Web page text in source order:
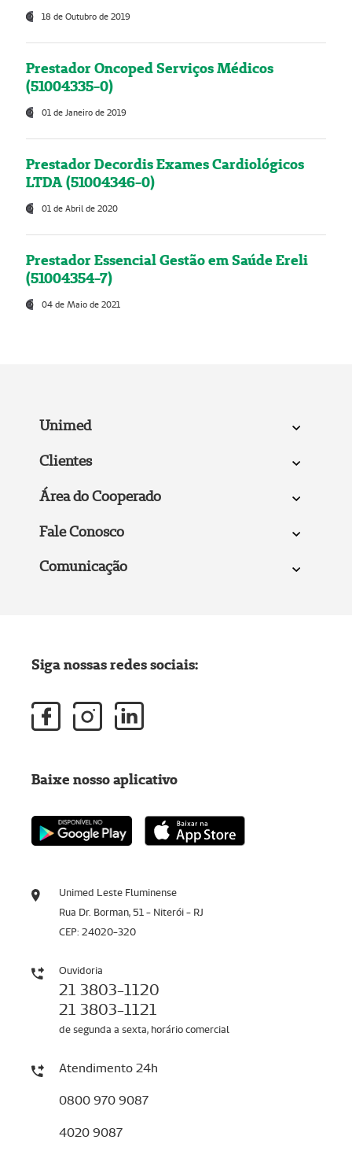
18 de Outubro de 2019
Prestador Oncoped Serviços Médicos
(51004335-0)
01 de Janeiro de 2019
Prestador Decordis Exames Cardiológicos
LTDA (51004346-0)
01 de Abril de 2020
Prestador Essencial Gestão em Saúde Ereli
(51004354-7)
04 de Maio de 2021
Unimed
Clientes
Área do Cooperado
Fale Conosco
Comunicação
Unimed Leste Fluminense
Rua Dr. Borman, 51 - Niterói - RJ
CEP: 24020-320
Ouvidoria
21 3803-1120
21 3803-1121
de segunda a sexta, horário comercial
Atendimento 24h
0800 970 9087
4020 9087
Siga nossas redes sociais:
Baixe nosso aplicativo